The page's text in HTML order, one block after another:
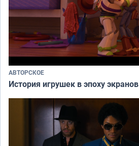
АВТОРСКОЕ
История игрушек в эпоху экранов